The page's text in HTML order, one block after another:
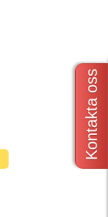
Kontakta oss